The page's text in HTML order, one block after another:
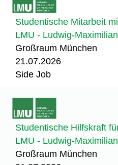
Studentische Mitarbeit
LMU - Ludwig-
Großraum München
21.07.2026
Side Job
Studentische Hilfskraft
LMU - Ludwig-
Großraum München